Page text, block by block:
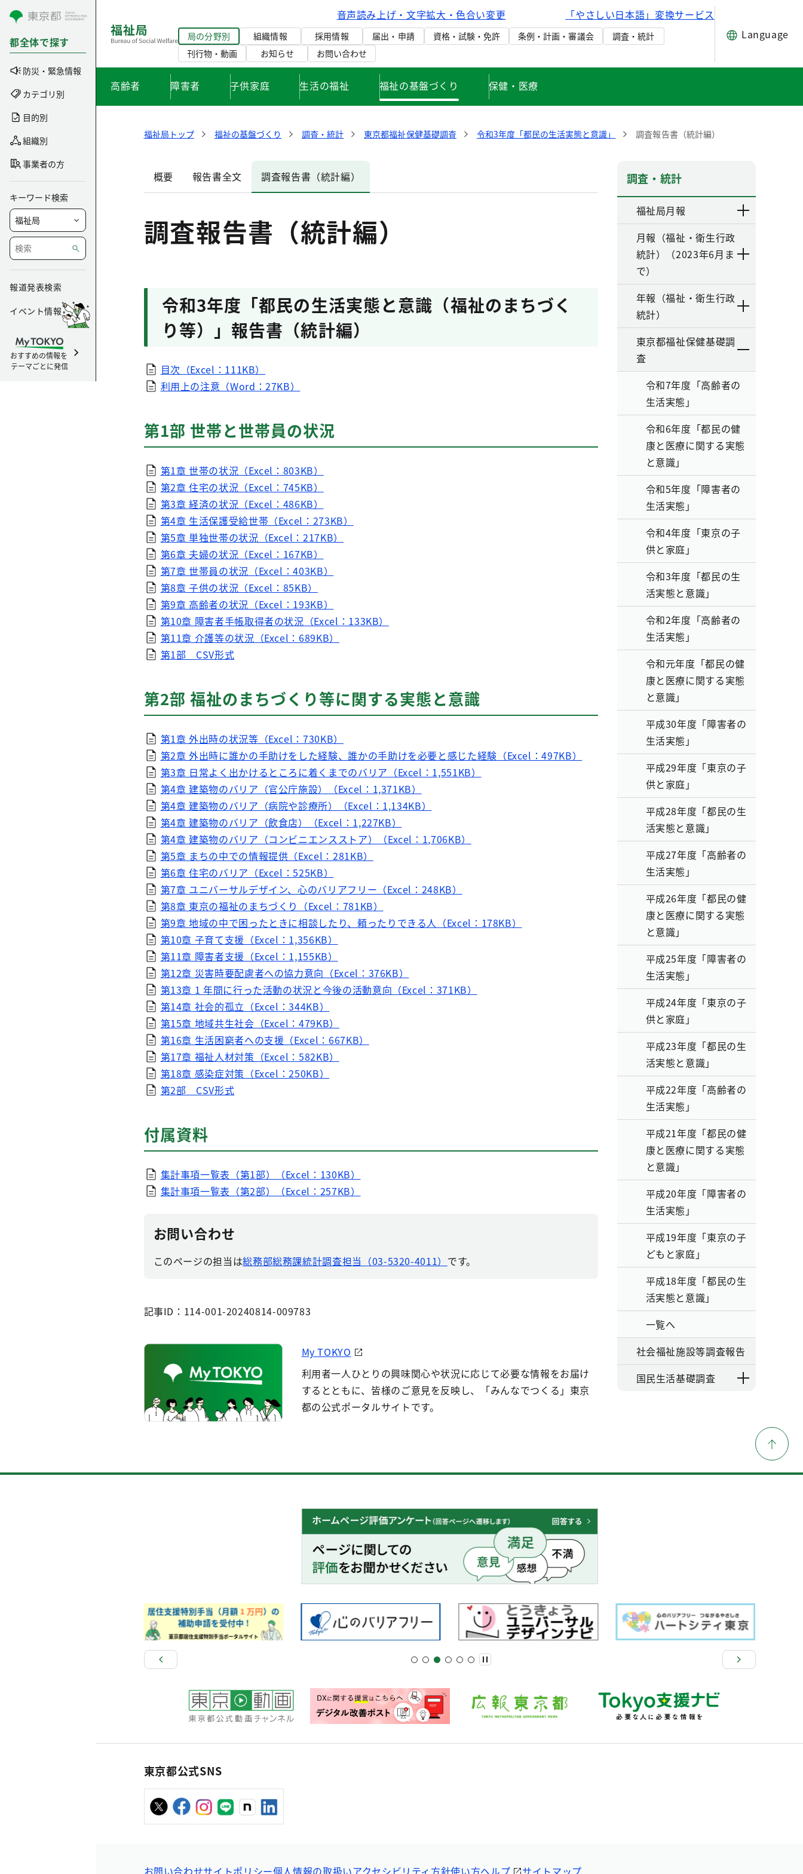
コンテンツにスキップ
都全体で探す
防災・緊急情報
カテゴリ別
目的別
組織別
事業者の方
キーワード検索
報道発表検索
イベント情報
おすすめの情報を
テーマごとに発信
音声読み上げ・文字拡大・色合い変更 「やさしい日本語」変換サービス
局の分野別 組織情報 採用情報 届出・申請 資格・試験・免許 条例・計画・審議会
調査・統計
刊行物・動画
お知らせ お問い合わせ
Language
高齢者 障害者 子供家庭 生活の福祉 福祉の基盤づくり 保健・医療
福祉局トップ 福祉の基盤づくり 調査・統計 東京都福祉保健基礎調査 令和3年度「都民の生活実態と意識」 調査報告書（統計編）
概要 報告書全文 調査報告書（統計編）
調査報告書（統計編）
令和3年度「都民の生活実態と意識（福祉のまちづく
り等）」報告書（統計編）
目次（Excel：111KB）
利用上の注意（Word：27KB）
第1部 世帯と世帯員の状況
第1章 世帯の状況（Excel：803KB）
第2章 住宅の状況（Excel：745KB）
第3章 経済の状況（Excel：486KB）
第4章 生活保護受給世帯（Excel：273KB）
第5章 単独世帯の状況（Excel：217KB）
第6章 夫婦の状況（Excel：167KB）
第7章 世帯員の状況（Excel：403KB）
第8章 子供の状況（Excel：85KB）
第9章 高齢者の状況（Excel：193KB）
第10章 障害者手帳取得者の状況（Excel：133KB）
第11章 介護等の状況（Excel：689KB）
第1部 CSV形式
第2部 福祉のまちづくり等に関する実態と意識
第1章 外出時の状況等（Excel：730KB）
第2章 外出時に誰かの手助けをした経験、誰かの手助けを必要と感じた経験（Excel：497KB）
第3章 日常よく出かけるところに着くまでのバリア（Excel：1,551KB）
第4章 建築物のバリア（官公庁施設）（Excel：1,371KB）
第4章 建築物のバリア（病院や診療所）（Excel：1,134KB）
第4章 建築物のバリア（飲食店）（Excel：1,227KB）
第4章 建築物のバリア（コンビニエンスストア）（Excel：1,706KB）
第5章 まちの中での情報提供（Excel：281KB）
第6章 住宅のバリア（Excel：525KB）
第7章 ユニバーサルデザイン、心のバリアフリー（Excel：248KB）
第8章 東京の福祉のまちづくり（Excel：781KB）
第9章 地域の中で困ったときに相談したり、頼ったりできる人（Excel：178KB）
第10章 子育て支援（Excel：1,356KB）
第11章 障害者支援（Excel：1,155KB）
第12章 災害時要配慮者への協力意向（Excel：376KB）
第13章 1 年間に行った活動の状況と今後の活動意向（Excel：371KB）
第14章 社会的孤立（Excel：344KB）
第15章 地域共生社会（Excel：479KB）
第16章 生活困窮者への支援（Excel：667KB）
第17章 福祉人材対策（Excel：582KB）
第18章 感染症対策（Excel：250KB）
第2部 CSV形式
付属資料
集計事項一覧表（第1部）（Excel：130KB）
集計事項一覧表（第2部）（Excel：257KB）
お問い合わせ
このページの担当は総務部総務課統計調査担当（03-5320-4011） です。
記事ID：114-001-20240814-009783
My TOKYO
利用者一人ひとりの興味関心や状況に応じて必要な情報をお届け
するとともに、皆様のご意見を反映し、「みんなでつくる」東京
都の公式ポータルサイトです。
調査・統計
福祉局月報
月報（福祉・衛生行政
統計）（2023年6月ま
で）
年報（福祉・衛生行政
統計）
東京都福祉保健基礎調
査
令和7年度「高齢者の
生活実態」
令和6年度「都民の健
康と医療に関する実態
と意識」
令和5年度「障害者の
生活実態」
令和4年度「東京の子
供と家庭」
令和3年度「都民の生
活実態と意識」
令和2年度「高齢者の
生活実態」
令和元年度「都民の健
康と医療に関する実態
と意識」
平成30年度「障害者の
生活実態」
平成29年度「東京の子
供と家庭」
平成28年度「都民の生
活実態と意識」
平成27年度「高齢者の
生活実態」
平成26年度「都民の健
康と医療に関する実態
と意識」
平成25年度「障害者の
生活実態」
平成24年度「東京の子
供と家庭」
平成23年度「都民の生
活実態と意識」
平成22年度「高齢者の
生活実態」
平成21年度「都民の健
康と医療に関する実態
と意識」
平成20年度「障害者の
生活実態」
平成19年度「東京の子
どもと家庭」
平成18年度「都民の生
活実態と意識」
一覧へ
社会福祉施設等調査報告
国民生活基礎調査
東京都公式SNS